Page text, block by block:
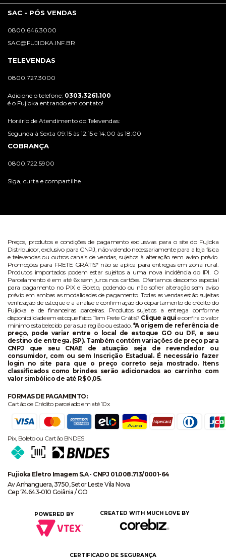
SAC - PÓS VENDAS
0800.646.3000
SAC@FUJIOKA.INF.BR
TELEVENDAS
0800.727.3000
Adicione o telefone: 0303.3261.100
é o Fujioka entrando em contato!
Horário de Atendimento do Televendas:
Segunda à Sexta 09:15 às 12:15 e 14:00 às 18:00
COBRANÇA
0800.722.5900
Siga, curta e compartilhe
Preços, produtos e condições de pagamento exclusivas para o site do Fujioka
Distribuidor, exclusivo para CNPJ, não valendo necessariamente para a loja física
e televendas ou outros canais de vendas, sujeitos à alteração sem aviso prévio.
Promoções para FRETE GRÁTIS* não se aplica para entregas em zona rural.
Produtos importados podem estar sujeitos a uma nova incidência do IPI. O
Parcelamento é em até 6x sem juros nos cartões. Ofertamos desconto especial
para pagamento no PIX e Boleto, podendo ou não sofrer alteração sem aviso
prévio em ambas as modalidades de pagamento. Todas as vendas estão sujeitas
verificação de estoque e a análise e confirmação do departamento de crédito do
Fujioka e de financeiras parceiras. Produtos sujeitos a entrega conforme
disponibilidade em estoque físico. Tem Frete Grátis? Clique aqui e confira o valor
mínimo estabelecido para sua região ou estado. *A origem de referência de
preço, pode variar entre o local de estoque GO ou DF, e seu
destino de entrega. (SP). Também contém variações de preço para
CNPJ que seu CNAE de atuação seja de revendedor ou
consumidor, com ou sem Inscrição Estadual. É necessário fazer
login no site para que o preço correto seja mostrado. Itens
classificados como brindes serão adicionados ao carrinho com
valor simbólico de até R$ 0,05.
FORMAS DE PAGAMENTO:
Cartão de Crédito parcelado em até 10x
Pix, Boleto ou Cartão BNDES
Fujioka Eletro Imagem S.A - CNPJ 01.008.713/0001-64
Av Anhanguera, 3750, Setor Leste Vila Nova
Cep 74.643-010 Goiânia / GO
POWERED BY CREATED WITH MUCH LOVE BY
CERTIFICADO DE SEGURANÇA